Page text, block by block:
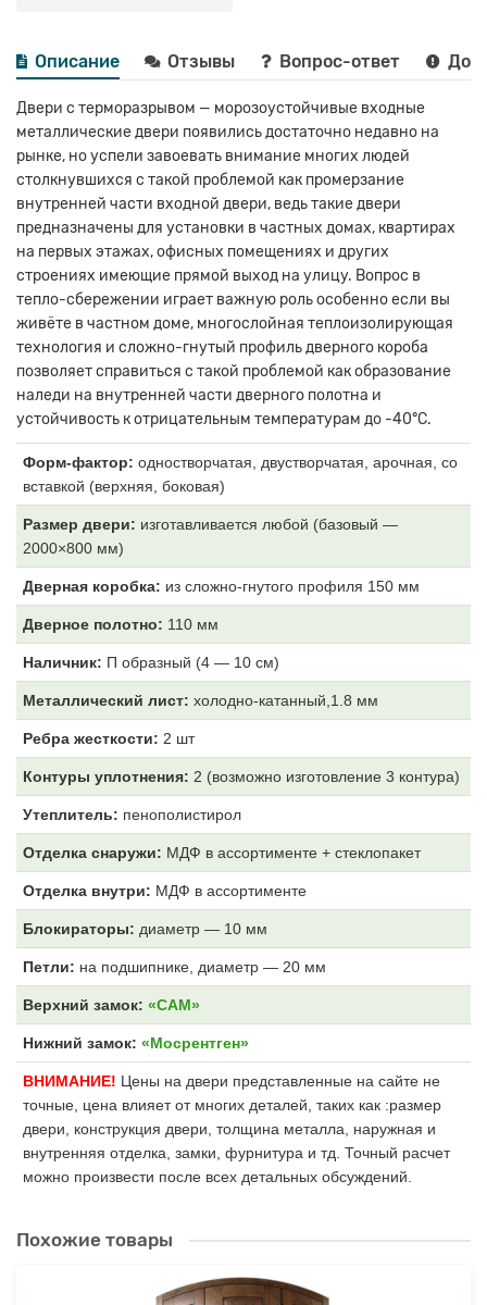
Описание Отзывы Вопрос-ответ
Двери с терморазрывом — морозоустойчивые входные
металлические двери появились достаточно недавно на
рынке, но успели завоевать внимание многих людей
столкнувшихся с такой проблемой как промерзание
внутренней части входной двери, ведь такие двери
предназначены для установки в частных домах, квартирах
на первых этажах, офисных помещениях и других
строениях имеющие прямой выход на улицу. Вопрос в
тепло-сбережении играет важную роль особенно если вы
живёте в частном доме, многослойная теплоизолирующая
технология и сложно-гнутый профиль дверного короба
позволяет справиться с такой проблемой как образование
наледи на внутренней части дверного полотна и
устойчивость к отрицательным температурам до -40°С.
Форм-фактор: одностворчатая, двустворчатая, арочная, со
вставкой (верхняя, боковая)
Размер двери: изготавливается любой (базовый —
2000×800 мм)
Дверная коробка: из сложно-гнутого профиля 150 мм
Дверное полотно: 110 мм
Наличник: П образный (4 — 10 см)
Металлический лист: холодно-катанный,1.8 мм
Ребра жесткости: 2 шт
Контуры уплотнения: 2 (возможно изготовление 3 контура)
Утеплитель: пенополистирол
Отделка снаружи: МДФ в ассортименте + стеклопакет
Отделка внутри: МДФ в ассортименте
Блокираторы: диаметр — 10 мм
Петли: на подшипнике, диаметр — 20 мм
Верхний замок: «САМ»
Нижний замок: «Мосрентген»
ВНИМАНИЕ! Цены на двери представленные на сайте не
точные, цена влияет от многих деталей, таких как :размер
двери, конструкция двери, толщина металла, наружная и
внутренняя отделка, замки, фурнитура и тд. Точный расчет
можно произвести после всех детальных обсуждений.
Похожие товары